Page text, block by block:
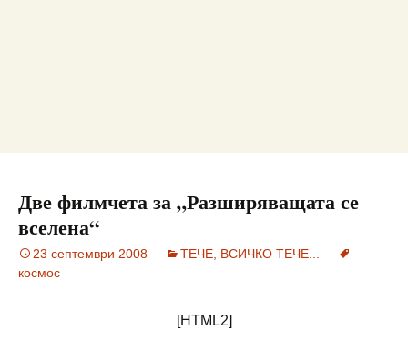
Две филмчета за „Разширяващата се
вселена“
23 септември 2008
ТЕЧЕ, ВСИЧКО ТЕЧЕ...
космос
[HTML2]